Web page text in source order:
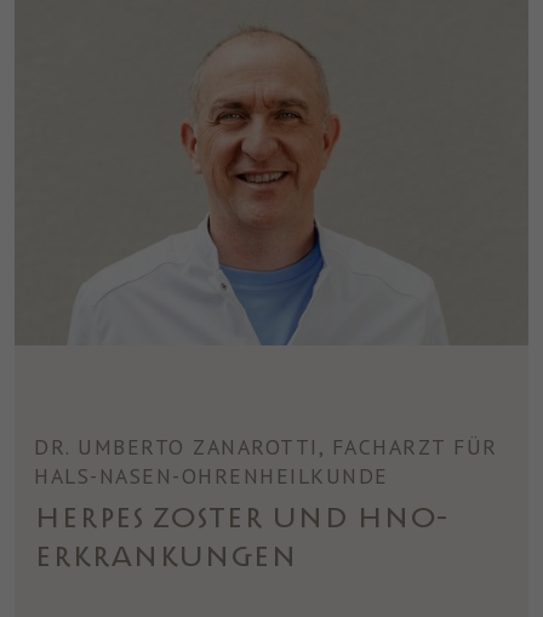
DR. UMBERTO ZANAROTTI, FACHARZT FÜR
HALS-NASEN-OHRENHEILKUNDE
HERPES ZOSTER UND HNO-
ERKRANKUNGEN